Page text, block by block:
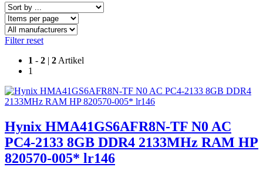
Filter reset
1 - 2 | 2 Artikel
1
Hynix HMA41GS6AFR8N-TF N0 AC
PC4-2133 8GB DDR4 2133MHz RAM HP
820570-005* lr146